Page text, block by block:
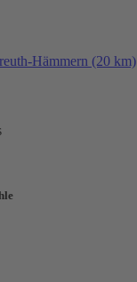
Hämmern (20 km)